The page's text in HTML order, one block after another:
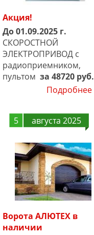
Акция!
До 01.09.2025 г.
СКОРОСТНОЙ
ЭЛЕКТРОПРИВОД с
радиоприемником,
пультом за 48720 руб.
Подробнее
5 августа 2025
Ворота АЛЮТЕХ в
наличии